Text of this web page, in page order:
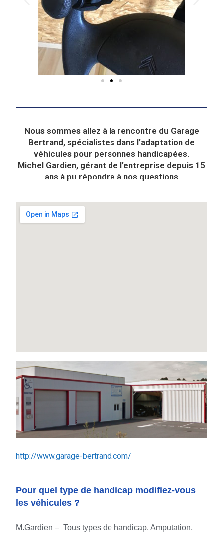
Nous sommes allez à la rencontre du Garage
Bertrand, spécialistes dans l’adaptation de
véhicules pour personnes handicapées.
Michel Gardien, gérant de l’entreprise depuis 15
ans à pu répondre à nos questions
http://www.garage-bertrand.com/
Pour quel type de handicap modifiez-vous
les véhicules ?
M.Gardien – Tous types de handicap. Amputation,